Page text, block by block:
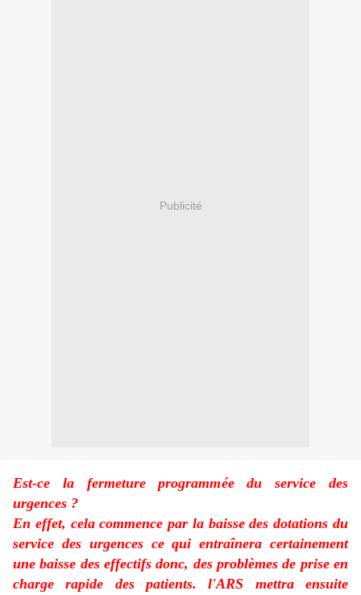
Publicité
Est-ce la fermeture programmée du service des
urgences ?
En effet, cela commence par la baisse des dotations du
service des urgences ce qui entraînera certainement
une baisse des effectifs donc, des problèmes de prise en
charge rapide des patients. l'ARS mettra ensuite